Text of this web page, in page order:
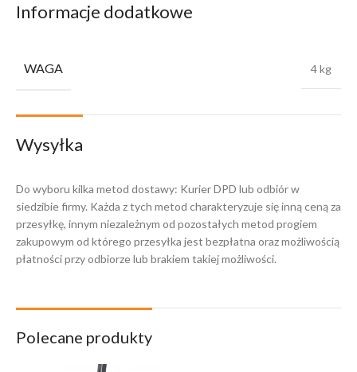
Informacje dodatkowe
WAGA 4 kg
Wysyłka
Do wyboru kilka metod dostawy: Kurier DPD lub odbiór w
siedzibie firmy. Każda z tych metod charakteryzuje się inną ceną za
przesyłkę, innym niezależnym od pozostałych metod progiem
zakupowym od którego przesyłka jest bezpłatna oraz możliwością
płatności przy odbiorze lub brakiem takiej możliwości.
Polecane produkty